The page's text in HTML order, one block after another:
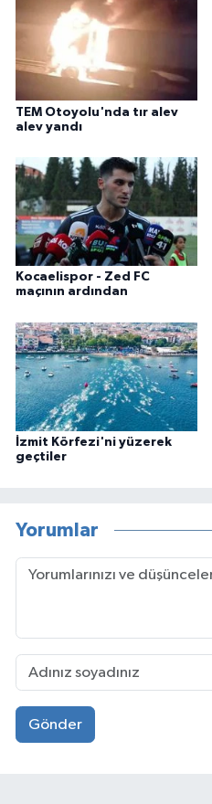
TEM Otoyolu'nda tır alev
alev yandı
Kocaelispor - Zed FC
maçının ardından
İzmit Körfezi'ni yüzerek
geçtiler
Yorumlar
Gönder